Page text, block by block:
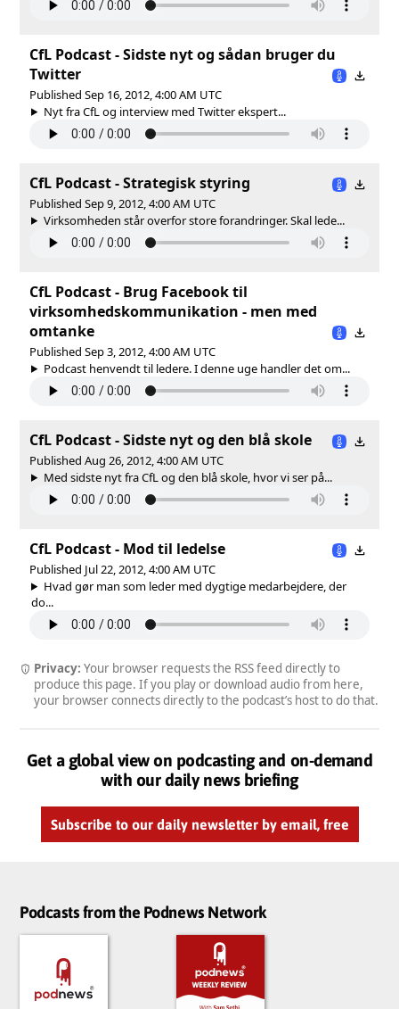
CfL Podcast - Sidste nyt og sådan bruger du
Twitter
Published Sep 16, 2012, 4:00 AM UTC
Nyt fra CfL og interview med Twitter ekspert...
CfL Podcast - Strategisk styring
Published Sep 9, 2012, 4:00 AM UTC
Virksomheden står overfor store forandringer. Skal lede...
CfL Podcast - Brug Facebook til
virksomhedskommunikation - men med
omtanke
Published Sep 3, 2012, 4:00 AM UTC
Podcast henvendt til ledere. I denne uge handler det om...
CfL Podcast - Sidste nyt og den blå skole
Published Aug 26, 2012, 4:00 AM UTC
Med sidste nyt fra CfL og den blå skole, hvor vi ser på...
CfL Podcast - Mod til ledelse
Published Jul 22, 2012, 4:00 AM UTC
Hvad gør man som leder med dygtige medarbejdere, der
do...
Privacy: Your browser requests the RSS feed directly to
produce this page. If you play or download audio from here,
your browser connects directly to the podcast’s host to do that.
Get a global view on podcasting and on-demand
with our daily news briefing
Subscribe to our daily newsletter by email, free
Podcasts from the Podnews Network